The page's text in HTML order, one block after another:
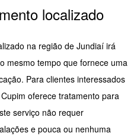
localizado
na região de Jundiaí irá
mesmo tempo que fornece uma
Para clientes interessados
oferece tratamento para
serviço não requer
e pouca ou nenhuma